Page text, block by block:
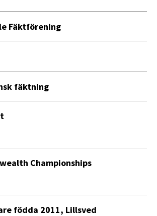
Fäktförening
fäktning
Championships
födda 2011, Lillsved